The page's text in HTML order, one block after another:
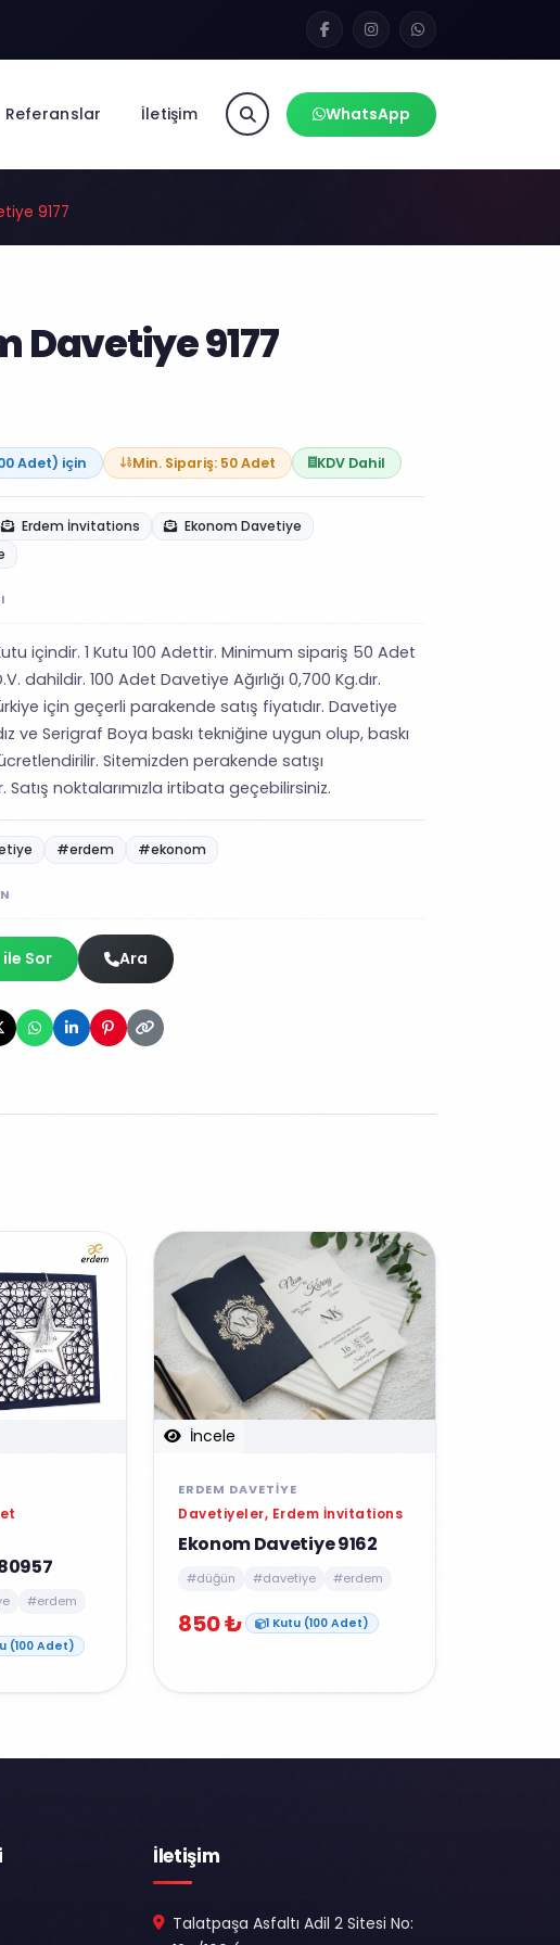
Referanslar İletişim WhatsApp
9177
Davetiye 9177
Adet) için Min. Sipariş: 50 Adet KDV Dahil
Erdem İnvitations
Ekonom Davetiye
içindir. 1 Kutu 100 Adettir. Minimum sipariş 50 Adet
dahildir. 100 Adet Davetiye Ağırlığı 0,700 Kg.dır.
için geçerli parakende satış fiyatıdır. Davetiye
ve Serigraf Boya baskı tekniğine uygun olup, baskı
Sitemizden perakende satışı
Satış noktalarımızla irtibata geçebilirsiniz.
#erdem #ekonom
Sor Ara
#erdem
(100 Adet)
İncele
ERDEM DAVETIYE
Davetiyeler, Erdem İnvitations
Ekonom Davetiye 9162
#düğün #davetiye #erdem
850 ₺ 1 Kutu (100 Adet)
İletişim
Talatpaşa Asfaltı Adil 2 Sitesi No: